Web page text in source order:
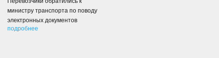
министру транспорта по поводу
электронных документов
подробнее